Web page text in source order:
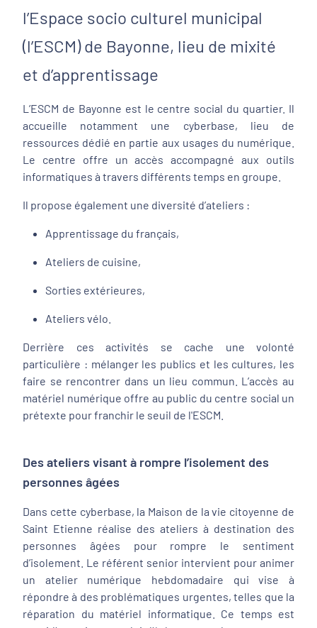
l’Espace socio culturel municipal
(l’ESCM) de Bayonne, lieu de mixité
et d’apprentissage
L’ESCM de Bayonne est le centre social du quartier. Il
accueille notamment une cyberbase, lieu de
ressources dédié en partie aux usages du numérique.
Le centre offre un accès accompagné aux outils
informatiques à travers différents temps en groupe.
Il propose également une diversité d’ateliers :
Apprentissage du français,
Ateliers de cuisine,
Sorties extérieures,
Ateliers vélo.
Derrière ces activités se cache une volonté
particulière : mélanger les publics et les cultures, les
faire se rencontrer dans un lieu commun. L’accès au
matériel numérique offre au public du centre social un
prétexte pour franchir le seuil de l'ESCM.
Des ateliers visant à rompre l’isolement des
personnes âgées
Dans cette cyberbase, la Maison de la vie citoyenne de
Saint Etienne réalise des ateliers à destination des
personnes âgées pour rompre le sentiment
d’isolement. Le référent senior intervient pour animer
un atelier numérique hebdomadaire qui vise à
répondre à des problématiques urgentes, telles que la
réparation du matériel informatique. Ce temps est